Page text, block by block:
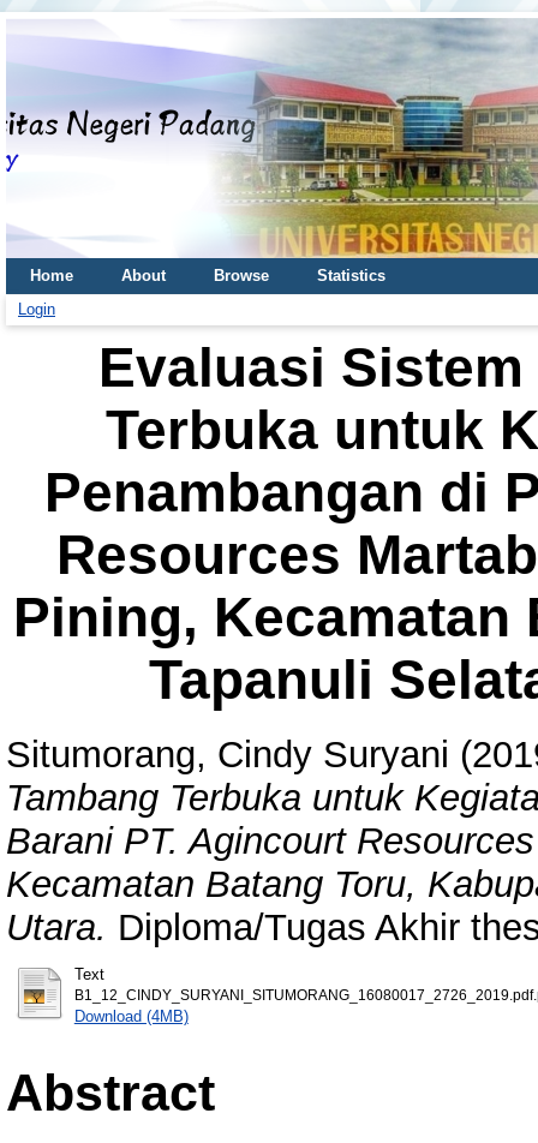
Home About Browse
Statistics
Login
Evaluasi
Terbuka untuk
Penambangan di
Resources
Pining, Kecamatan
Tapanuli
Situmorang, Cindy Suryani
Tambang Terbuka untuk
Barani PT. Agincourt
Kecamatan Batang Toru,
Utara. Diploma/Tugas Akhir
Text
Download (4MB)
Abstract